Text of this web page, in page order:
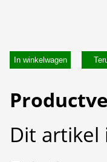
In winkelwagen
Dit artikel